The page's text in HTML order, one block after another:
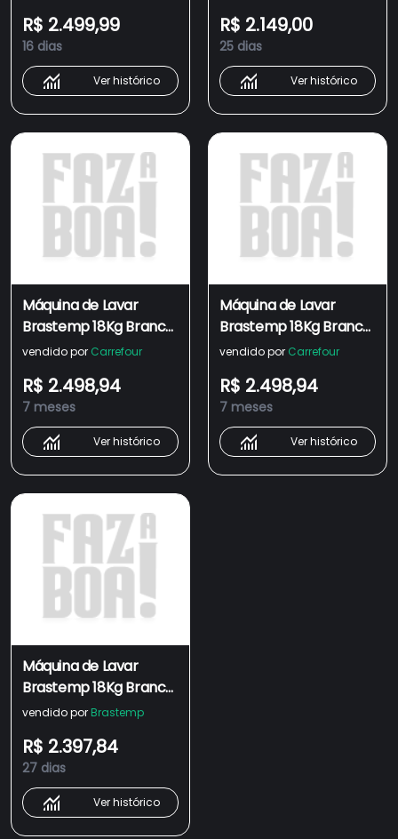
Ciclo Antibolinha -
BWF18AB
R$ 2.499,99
16 dias
Ver histórico
Ciclo Antibolinha -
BWF18AB
R$ 2.149,00
25 dias
Ver histórico
Máquina de Lavar
Brastemp 18Kg Branca
com Ciclo Tira
Ciclo Antibolinha
BWF18AB 110V
vendido por Carrefour
R$ 2.498,94
7 meses
Ver histórico
Máquina de Lavar
Brastemp 18Kg Branca
com Ciclo Tira
Ciclo Antibolinha
BWF18AB 220V
vendido por Carrefour
R$ 2.498,94
7 meses
Ver histórico
Máquina de Lavar
Brastemp 18Kg Branca
com Ciclo Tira
Ciclo Antibolinha -
BWF18AB
vendido por Brastemp
R$ 2.397,84
27 dias
Ver histórico